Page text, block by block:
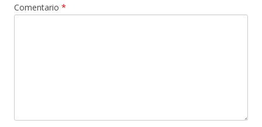
Comentario *